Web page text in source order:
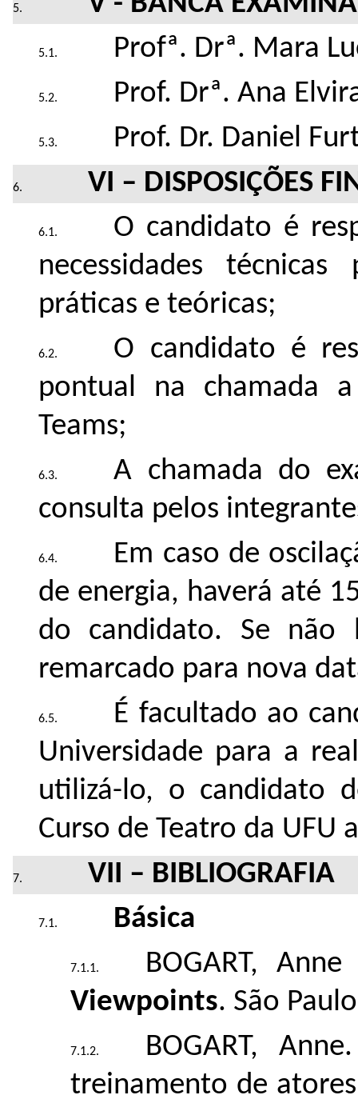
Profª. Drª. Mara
Prof. Drª. Ana
Prof. Dr. Daniel
VI – DISPOSIÇÕES
O candidato é
necessidades
práticas e teóricas;
O candidato é
pontual na chamada
Teams;
A chamada do
consulta pelos
Em caso de
de energia, haverá até
do candidato. Se não
remarcado para nova
É facultado ao
Universidade para a
utilizá-lo, o candidato
Curso de Teatro da
VII – BIBLIOGRAFIA
Básica
BOGART,
Viewpoints. São
BOGART,
treinamento de